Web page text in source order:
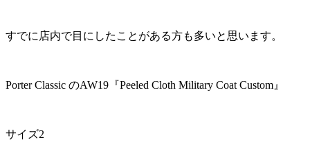
すでに店内で目にしたことがある方も多いと思います。
Porter Classic のAW19『Peeled Cloth Military Coat Custom』
サイズ2